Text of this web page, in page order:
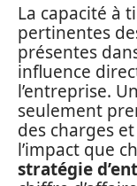
La capacité à
pertinentes
présentes
influence
l’entreprise.
seulement
des charges
l’impact que
stratégie